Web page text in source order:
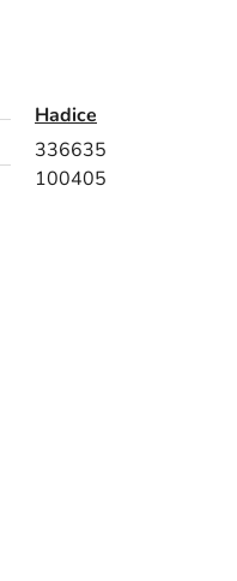
Hadice
336635
100405